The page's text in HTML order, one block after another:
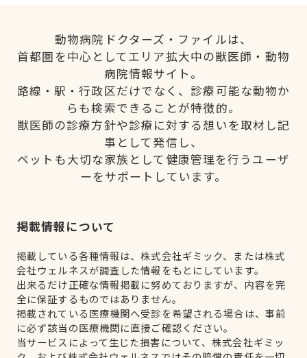
動物病院ドクターズ・ファイルは、
首都圏を中心としてエリア拡大中の獣医師・動物
病院情報サイト。
路線・駅・行政区だけでなく、診療可能な動物か
らも検索できることが特徴的。
獣医師の診療方針や診療に対する想いを取材し記
事として発信し、
ペットも大切な家族として健康管理を行うユーザ
ーをサポートしています。
掲載情報について
掲載している各種情報は、株式会社ギミック、または株式
会社ウェルネスが調査した情報をもとにしています。
出来るだけ正確な情報掲載に努めておりますが、内容を完
全に保証するものではありません。
掲載されている医療機関へ受診を希望される場合は、事前
に必ず該当の医療機関に直接ご確認ください。
当サービスによって生じた損害について、株式会社ギミッ